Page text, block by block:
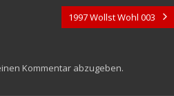
1997 Wollst Wohl 003
Kommentar abzugeben.